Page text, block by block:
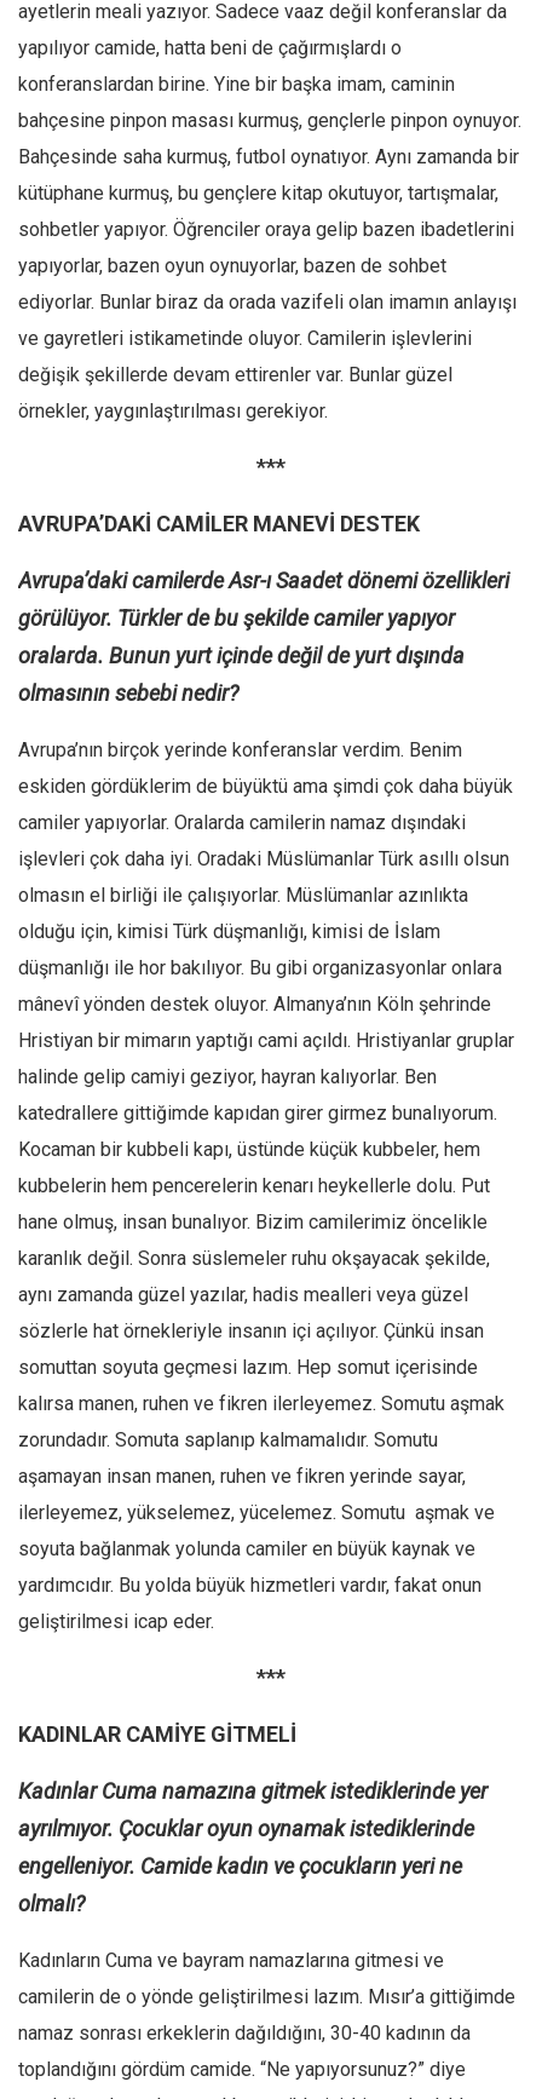
ayetlerin meali yazıyor. Sadece vaaz değil konferanslar da
yapılıyor camide, hatta beni de çağırmışlardı o
konferanslardan birine. Yine bir başka imam, caminin
bahçesine pinpon masası kurmuş, gençlerle pinpon oynuyor.
Bahçesinde saha kurmuş, futbol oynatıyor. Aynı zamanda bir
kütüphane kurmuş, bu gençlere kitap okutuyor, tartışmalar,
sohbetler yapıyor. Öğrenciler oraya gelip bazen ibadetlerini
yapıyorlar, bazen oyun oynuyorlar, bazen de sohbet
ediyorlar. Bunlar biraz da orada vazifeli olan imamın anlayışı
ve gayretleri istikametinde oluyor. Camilerin işlevlerini
değişik şekillerde devam ettirenler var. Bunlar güzel
örnekler, yaygınlaştırılması gerekiyor.
***
AVRUPA’DAKİ CAMİLER MANEVİ DESTEK
Avrupa’daki camilerde Asr-ı Saadet dönemi özellikleri
görülüyor. Türkler de bu şekilde camiler yapıyor
oralarda. Bunun yurt içinde değil de yurt dışında
olmasının sebebi nedir?
Avrupa’nın birçok yerinde konferanslar verdim. Benim
eskiden gördüklerim de büyüktü ama şimdi çok daha büyük
camiler yapıyorlar. Oralarda camilerin namaz dışındaki
işlevleri çok daha iyi. Oradaki Müslümanlar Türk asıllı olsun
olmasın el birliği ile çalışıyorlar. Müslümanlar azınlıkta
olduğu için, kimisi Türk düşmanlığı, kimisi de İslam
düşmanlığı ile hor bakılıyor. Bu gibi organizasyonlar onlara
mânevî yönden destek oluyor. Almanya’nın Köln şehrinde
Hristiyan bir mimarın yaptığı cami açıldı. Hristiyanlar gruplar
halinde gelip camiyi geziyor, hayran kalıyorlar. Ben
katedrallere gittiğimde kapıdan girer girmez bunalıyorum.
Kocaman bir kubbeli kapı, üstünde küçük kubbeler, hem
kubbelerin hem pencerelerin kenarı heykellerle dolu. Put
hane olmuş, insan bunalıyor. Bizim camilerimiz öncelikle
karanlık değil. Sonra süslemeler ruhu okşayacak şekilde,
aynı zamanda güzel yazılar, hadis mealleri veya güzel
sözlerle hat örnekleriyle insanın içi açılıyor. Çünkü insan
somuttan soyuta geçmesi lazım. Hep somut içerisinde
kalırsa manen, ruhen ve fikren ilerleyemez. Somutu aşmak
zorundadır. Somuta saplanıp kalmamalıdır. Somutu
aşamayan insan manen, ruhen ve fikren yerinde sayar,
ilerleyemez, yükselemez, yücelemez. Somutu aşmak ve
soyuta bağlanmak yolunda camiler en büyük kaynak ve
yardımcıdır. Bu yolda büyük hizmetleri vardır, fakat onun
geliştirilmesi icap eder.
***
KADINLAR CAMİYE GİTMELİ
Kadınlar Cuma namazına gitmek istediklerinde yer
ayrılmıyor. Çocuklar oyun oynamak istediklerinde
engelleniyor. Camide kadın ve çocukların yeri ne
olmalı?
Kadınların Cuma ve bayram namazlarına gitmesi ve
camilerin de o yönde geliştirilmesi lazım. Mısır’a gittiğimde
namaz sonrası erkeklerin dağıldığını, 30-40 kadının da
toplandığını gördüm camide. “Ne yapıyorsunuz?” diye